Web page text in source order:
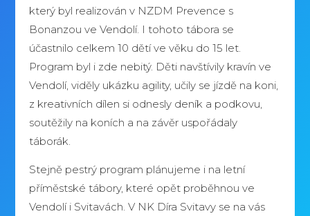
který byl realizován v NZDM Prevence s
Bonanzou ve Vendolí. I tohoto tábora se
účastnilo celkem 10 dětí ve věku do 15 let.
Program byl i zde nebitý. Děti navštívily kravín ve
Vendolí, viděly ukázku agility, učily se jízdě na koni,
z kreativních dílen si odnesly deník a podkovu,
soutěžily na koních a na závěr uspořádaly
táborák.
Stejně pestrý program plánujeme i na letní
příměstské tábory, které opět proběhnou ve
Vendolí i Svitavách. V NK Díra Svitavy se na vás